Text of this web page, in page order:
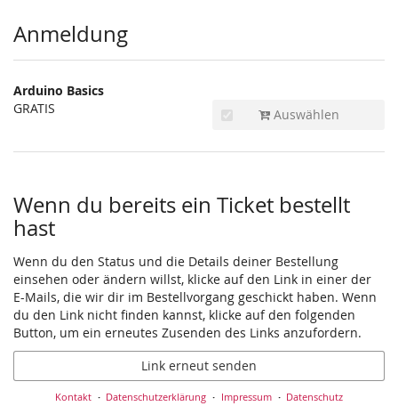
Produkte
Anmeldung
Arduino Basics
GRATIS
Auswählen
Wenn du bereits ein Ticket bestellt
hast
Wenn du den Status und die Details deiner Bestellung
einsehen oder ändern willst, klicke auf den Link in einer der
E-Mails, die wir dir im Bestellvorgang geschickt haben. Wenn
du den Link nicht finden kannst, klicke auf den folgenden
Button, um ein erneutes Zusenden des Links anzufordern.
Link erneut senden
Kontakt Datenschutzerklärung Impressum
Datenschutz